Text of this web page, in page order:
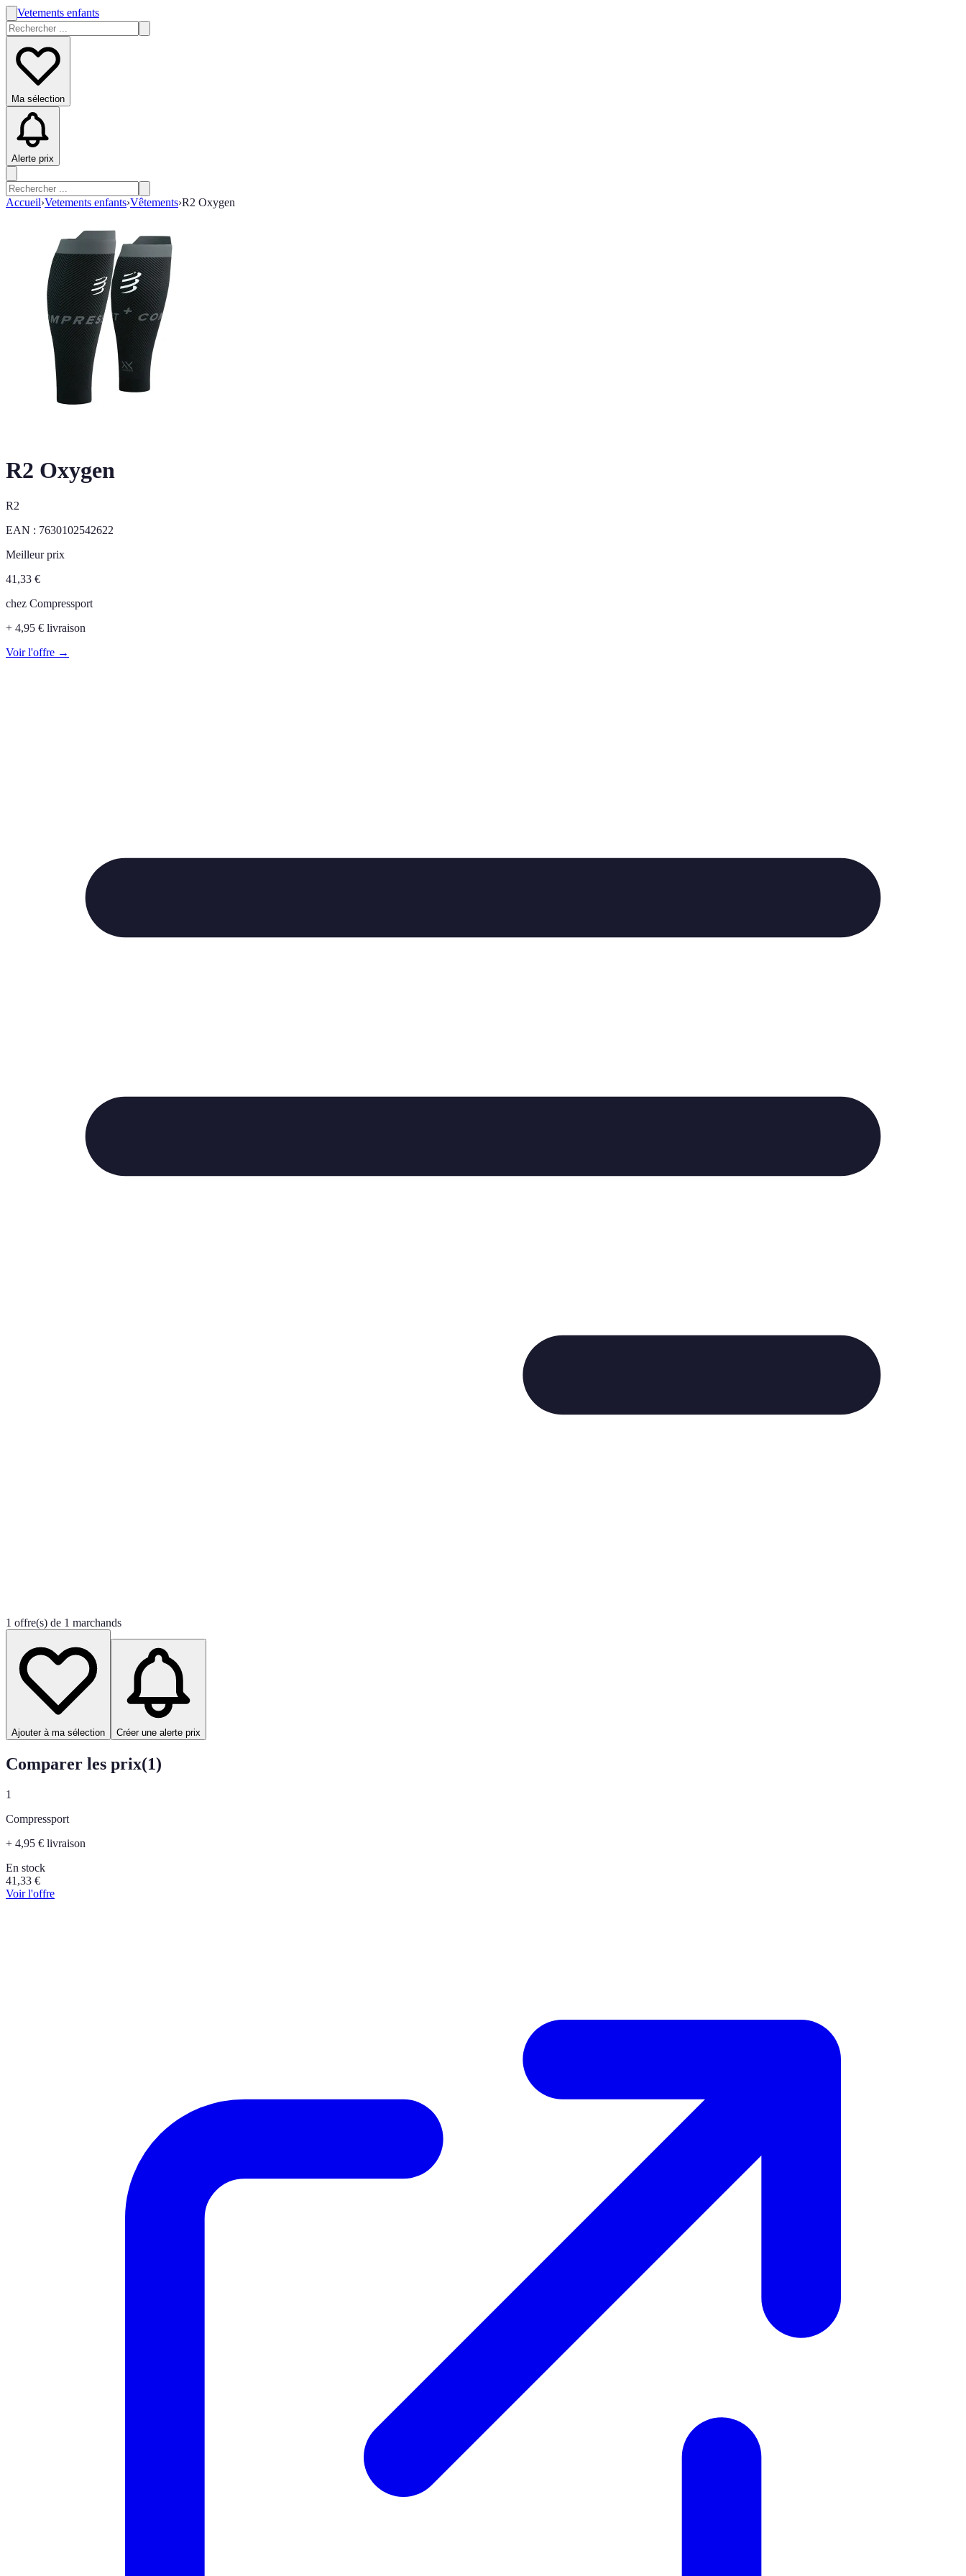
Vetements enfants
Ma sélection
Alerte prix
Accueil›Vetements enfants›Vêtements›R2 Oxygen
R2 Oxygen
R2
EAN : 7630102542622
Meilleur prix
41,33 €
chez Compressport
+ 4,95 € livraison
Voir l'offre →
1 offre(s) de 1 marchands
Ajouter à ma sélection Créer une alerte prix
Comparer les prix(1)
1
Compressport
+ 4,95 € livraison
En stock
41,33 €
Voir l'offre